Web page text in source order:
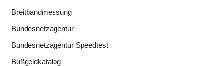
Breitbandmessung
Bundesnetzagentur
Bundesnetzagentur Speedtest
Bußgeldkatalog